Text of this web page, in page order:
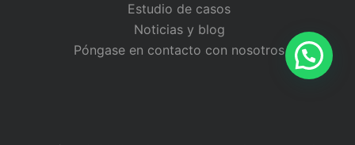
Estudio de casos
Noticias y blog
Póngase en contacto con nosotros